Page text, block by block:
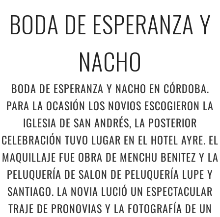
BODA DE ESPERANZA Y
NACHO
BODA DE ESPERANZA Y NACHO EN CÓRDOBA.
PARA LA OCASIÓN LOS NOVIOS ESCOGIERON LA
IGLESIA DE SAN ANDRÉS, LA POSTERIOR
CELEBRACIÓN TUVO LUGAR EN EL HOTEL AYRE. EL
MAQUILLAJE FUE OBRA DE MENCHU BENITEZ Y LA
PELUQUERÍA DE SALON DE PELUQUERÍA LUPE Y
SANTIAGO. LA NOVIA LUCIÓ UN ESPECTACULAR
TRAJE DE PRONOVIAS Y LA FOTOGRAFÍA DE UN